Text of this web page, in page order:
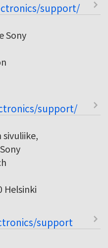
support/
Sony
support/
sivuliike,
Helsinki
support